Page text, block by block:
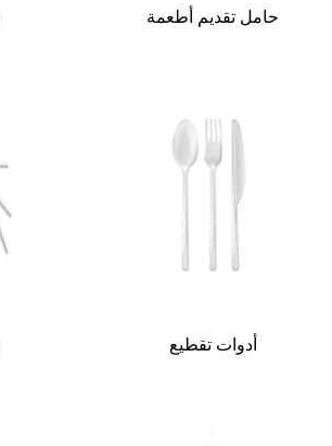
حامل تقديم أطعمة
أدوات تقطيع